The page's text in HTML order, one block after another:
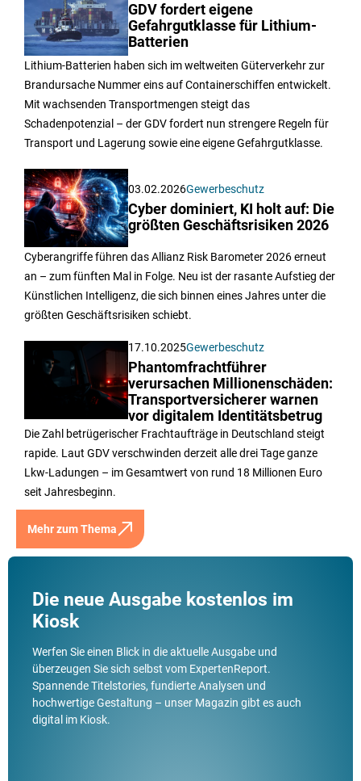
GDV fordert eigene
Gefahrgutklasse für Lithium-
Batterien
Lithium-Batterien haben sich im weltweiten Güterverkehr zur
Brandursache Nummer eins auf Containerschiffen entwickelt.
Mit wachsenden Transportmengen steigt das
Schadenpotenzial – der GDV fordert nun strengere Regeln für
Transport und Lagerung sowie eine eigene Gefahrgutklasse.
03.02.2026Gewerbeschutz
Cyber dominiert, KI holt auf: Die
größten Geschäftsrisiken 2026
Cyberangriffe führen das Allianz Risk Barometer 2026 erneut
an – zum fünften Mal in Folge. Neu ist der rasante Aufstieg der
Künstlichen Intelligenz, die sich binnen eines Jahres unter die
größten Geschäftsrisiken schiebt.
17.10.2025Gewerbeschutz
Phantomfrachtführer
verursachen Millionenschäden:
Transportversicherer warnen
vor digitalem Identitätsbetrug
Die Zahl betrügerischer Frachtaufträge in Deutschland steigt
rapide. Laut GDV verschwinden derzeit alle drei Tage ganze
Lkw-Ladungen – im Gesamtwert von rund 18 Millionen Euro
seit Jahresbeginn.
Mehr zum Thema
Die neue Ausgabe kostenlos im
Kiosk
Werfen Sie einen Blick in die aktuelle Ausgabe und
überzeugen Sie sich selbst vom ExpertenReport.
Spannende Titelstories, fundierte Analysen und
hochwertige Gestaltung – unser Magazin gibt es auch
digital im Kiosk.